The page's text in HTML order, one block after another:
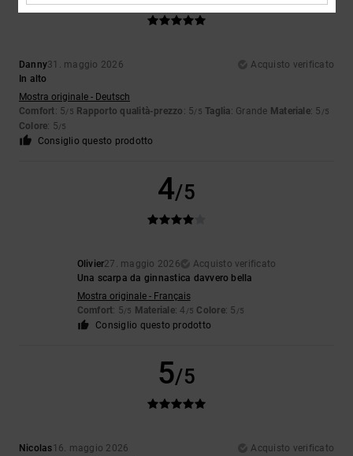
Danny31. maggio 2026
Acquisto verificato
In alto
Mostra originale - Deutsch
Comfort: 5/5 Rapporto qualità-prezzo : 5/5 Taglia: Grande Materiale: 5 /5
Colore: 5/5
Consiglio questo prodotto
4/5
Olivier27. maggio 2026
Acquisto verificato
Una scarpa da ginnastica davvero bella
Mostra originale - Français
Comfort: 5/5 Materiale: 4 /5 Colore: 5 /5
Consiglio questo prodotto
5/5
Nicolas16. maggio 2026
Acquisto verificato